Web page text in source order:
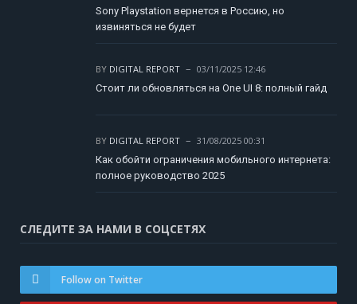
Sony Playstation вернется в Россию, но
извиняться не будет
BY DIGITAL REPORT
03/11/2025 12:46
Стоит ли обновляться на One UI 8: полный гайд
BY DIGITAL REPORT
31/08/2025 00:31
Как обойти ограничения мобильного интернета:
полное руководство 2025
СЛЕДИТЕ ЗА НАМИ В СОЦСЕТЯХ
Follow on Twitter